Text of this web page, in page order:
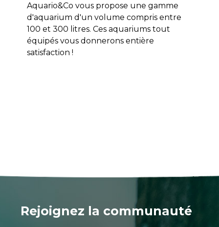
Aquario&Co vous propose une gamme
d'aquarium d'un volume compris entre
100 et 300 litres. Ces aquariums tout
équipés vous donnerons entière
satisfaction !
Rejoignez la communauté